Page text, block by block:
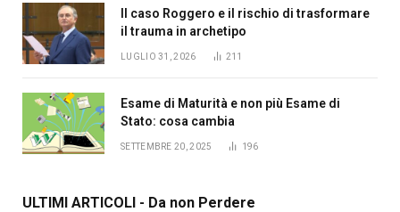
Il caso Roggero e il rischio di trasformare
il trauma in archetipo
LUGLIO 31, 2026 211
Esame di Maturità e non più Esame di
Stato: cosa cambia
SETTEMBRE 20, 2025 196
ULTIMI ARTICOLI - Da non Perdere